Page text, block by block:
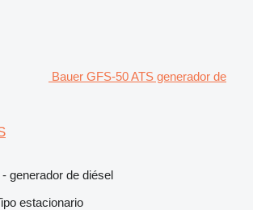
Bauer GFS-50 ATS generador de
generador de diésel
estacionario